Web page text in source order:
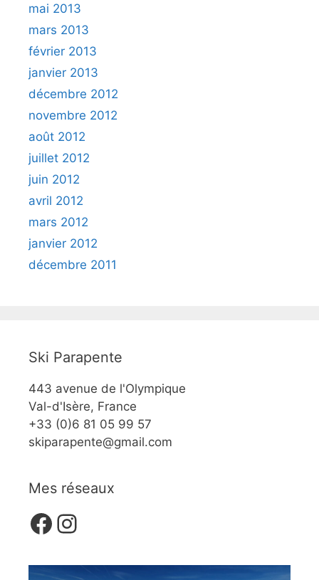
mai 2013
mars 2013
février 2013
janvier 2013
décembre 2012
novembre 2012
août 2012
juillet 2012
juin 2012
avril 2012
mars 2012
janvier 2012
décembre 2011
Ski Parapente
443 avenue de l'Olympique
Val-d'Isère, France
+33 (0)6 81 05 99 57
skiparapente@gmail.com
Mes réseaux
Facebook
Instagram